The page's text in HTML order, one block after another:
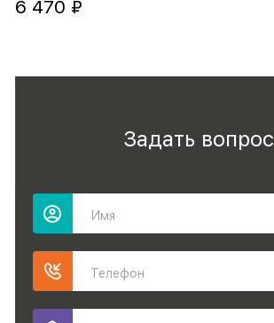
6 470 ₽
Задать вопрос
Имя
Телефон